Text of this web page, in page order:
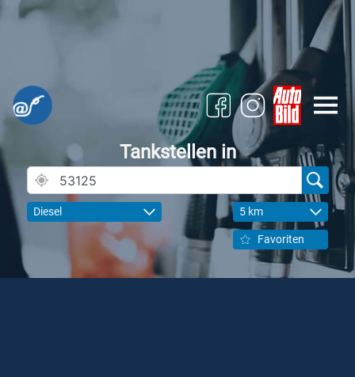
Tankstellen in
Diesel 5 km
Favoriten